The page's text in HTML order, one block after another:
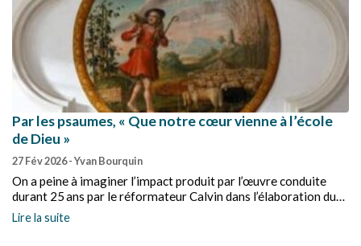
Par les psaumes, « Que notre cœur vienne à l’école
de Dieu »
27 Fév 2026- Yvan Bourquin
On a peine à imaginer l’impact produit par l’œuvre conduite
durant 25 ans par le réformateur Calvin dans l’élaboration du
Psautier de Genève (l’appellation « Psautier huguenot » est
plus tardive). Il fait mettre en rimes et en musique les psaumes
Lire la suite